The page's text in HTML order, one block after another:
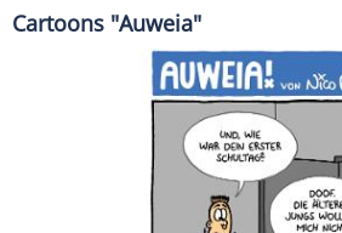
Cartoons "Auweia"